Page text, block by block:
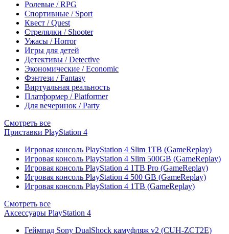
Ролевые / RPG
Спортивные / Sport
Квест / Quest
Стрелялки / Shooter
Ужасы / Horror
Игры для детей
Детективы / Detective
Экономические / Economic
Фэнтези / Fantasy
Виртуальная реальность
Платформер / Platformer
Для вечеринок / Party
Смотреть все
Приставки PlayStation 4
Игровая консоль PlayStation 4 Slim 1TB (GameReplay)
Игровая консоль PlayStation 4 Slim 500GB (GameReplay)
Игровая консоль PlayStation 4 1TB Pro (GameReplay)
Игровая консоль PlayStation 4 500 GB (GameReplay)
Игровая консоль PlayStation 4 1TB (GameReplay)
Смотреть все
Аксессуары PlayStation 4
Геймпад Sony DualShock камуфляж v2 (CUH-ZCT2E)